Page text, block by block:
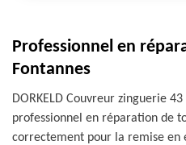
Professionnel en
Fontannes
DORKELD Couvreur zinguerie
professionnel en réparation de
correctement pour la remise